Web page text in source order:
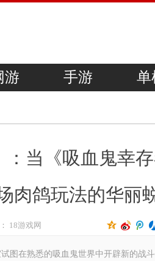
游 手游 单
：当《吸血鬼幸
肉鸽玩法的华丽
18游戏网
图在熟悉的吸血鬼世界中开辟新的